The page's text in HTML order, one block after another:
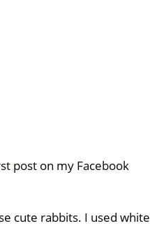
post on my Facebook
cute rabbits. I used white